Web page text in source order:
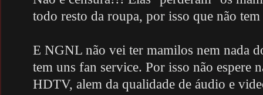
todo resto da roupa, por isso que não
E NGNL não vei ter mamilos nem nada
tem uns fan service. Por isso não espere
HDTV, alem da qualidade de áudio e